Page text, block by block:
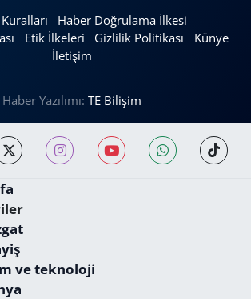
Haber Doğrulama İlkesi
Etik İlkeleri Gizlilik Politikası
Künye
İletişim
Haber Yazılımı: TE Bilişim
ve teknoloji